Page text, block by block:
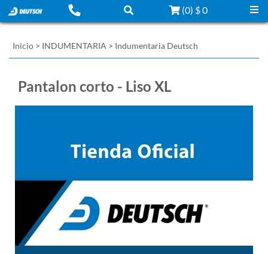
(0) $ 0
Inicio > INDUMENTARIA > Indumentaria Deutsch
Pantalon corto - Liso XL